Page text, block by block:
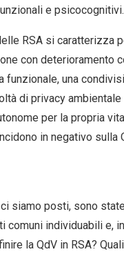
e psicocognitivi.
RSA si caratterizza
con deterioramento
funzionale, una
di privacy
per la propria
in negativo sulla
siamo posti, sono
comuni individuabili e,
la QdV in RSA?